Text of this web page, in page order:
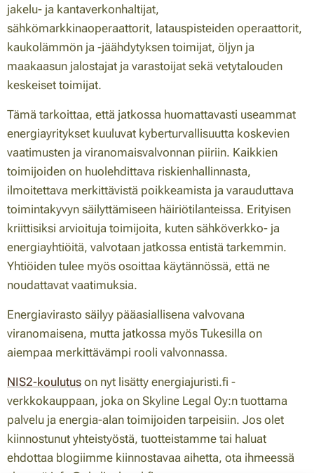
jakelu- ja kantaverkonhaltijat,
sähkömarkkinaoperaattorit, latauspisteiden operaattorit,
kaukolämmön ja -jäähdytyksen toimijat, öljyn ja
maakaasun jalostajat ja varastoijat sekä vetytalouden
keskeiset toimijat.
Tämä tarkoittaa, että jatkossa huomattavasti useammat
energiayritykset kuuluvat kyberturvallisuutta koskevien
vaatimusten ja viranomaisvalvonnan piiriin. Kaikkien
toimijoiden on huolehdittava riskienhallinnasta,
ilmoitettava merkittävistä poikkeamista ja varauduttava
toimintakyvyn säilyttämiseen häiriötilanteissa. Erityisen
kriittisiksi arvioituja toimijoita, kuten sähköverkko- ja
energiayhtiöitä, valvotaan jatkossa entistä tarkemmin.
Yhtiöiden tulee myös osoittaa käytännössä, että ne
noudattavat vaatimuksia.
Energiavirasto säilyy pääasiallisena valvovana
viranomaisena, mutta jatkossa myös Tukesilla on
aiempaa merkittävämpi rooli valvonnassa.
NIS2-koulutus on nyt lisätty energiajuristi.fi -
verkkokauppaan, joka on Skyline Legal Oy:n tuottama
palvelu ja energia-alan toimijoiden tarpeisiin. Jos olet
kiinnostunut yhteistyöstä, tuotteistamme tai haluat
ehdottaa blogiimme kiinnostavaa aihetta, ota ihmeessä